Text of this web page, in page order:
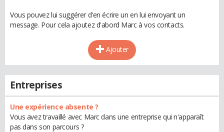
Vous pouvez lui suggérer d'en écrire un en lui envoyant un
message. Pour cela ajoutez d'abord Marc à vos contacts.
Ajouter
Entreprises
Une expérience absente ?
Vous avez travaillé avec Marc dans une entreprise qui n'apparaît
pas dans son parcours ?